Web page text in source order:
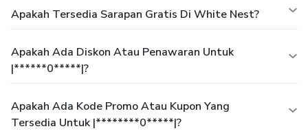
Apakah Tersedia Sarapan Gratis Di White Nest?
Apakah Ada Diskon Atau Penawaran Untuk
|******0*****|?
Apakah Ada Kode Promo Atau Kupon Yang
Tersedia Untuk |********0*****|?